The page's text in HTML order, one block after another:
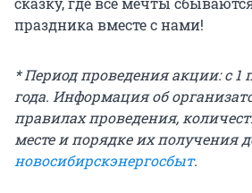
праздника вместе с нами!
* Период проведения акции: с 1
года. Информация об
правилах проведения,
месте и порядке их получения
новосибирскэнергосбыт.